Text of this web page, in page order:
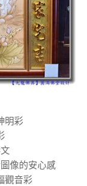
明彩
像的安心感
觀音彩